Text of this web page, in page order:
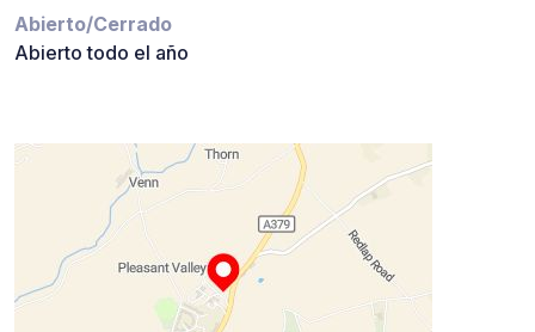
Abierto/Cerrado
Abierto todo el año